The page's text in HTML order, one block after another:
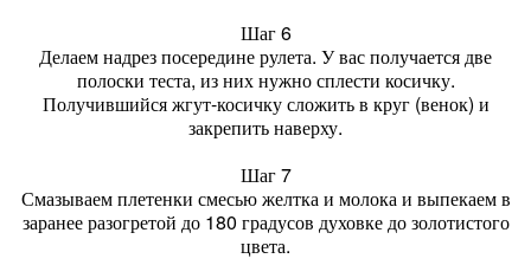
Шаг 6
Делаем надрез посередине рулета. У вас получается две
полоски теста, из них нужно сплести косичку.
Получившийся жгут-косичку сложить в круг (венок) и
закрепить наверху.
Шаг 7
Смазываем плетенки смесью желтка и молока и выпекаем в
заранее разогретой до 180 градусов духовке до золотистого
цвета.